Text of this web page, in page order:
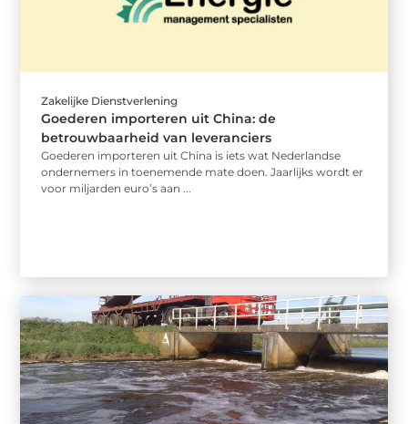
Zakelijke Dienstverlening
Goederen importeren uit China: de
betrouwbaarheid van leveranciers
Goederen importeren uit China is iets wat Nederlandse
ondernemers in toenemende mate doen. Jaarlijks wordt er
voor miljarden euro’s aan ...